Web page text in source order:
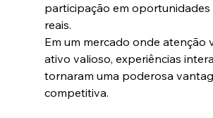
participação em oportunidades
reais.
Em um mercado onde atenção
ativo valioso, experiências
tornaram uma poderosa
competitiva.